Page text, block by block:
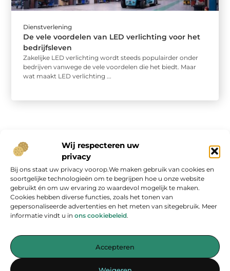
Wij respecteren uw
privacy
Bij ons staat uw privacy voorop.We maken gebruik van cookies en
soortgelijke technologieën om te begrijpen hoe u onze website
gebruikt én om uw ervaring zo waardevol mogelijk te maken.
Cookies hebben diverse functies, zoals het tonen van
gepersonaliseerde advertenties en het meten van sitegebruik. Meer
informatie vindt u in ons cookiebeleid.
Accepteren
Dienstverlening
De vele voordelen van LED verlichting voor het
bedrijfsleven
Zakelijke LED verlichting wordt steeds populairder onder
bedrijven vanwege de vele voordelen die het biedt. Maar
wat maakt LED verlichting ...
Jouw bron voor inspirerende blogs en waardevolle inzichten
Onze informatie